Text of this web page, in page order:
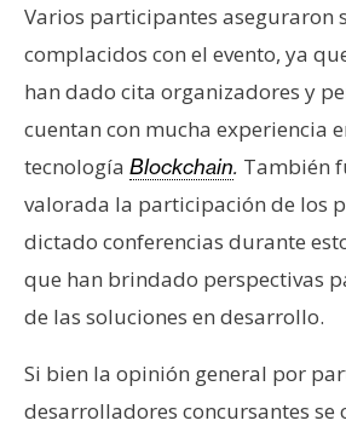
Varios participantes aseguraron
complacidos con el evento, ya
han dado cita organizadores y
cuentan con mucha experiencia
tecnología Blockchain. También
valorada la participación de los
dictado conferencias durante
que han brindado perspectivas
de las soluciones en desarrollo.
Si bien la opinión general por
desarrolladores concursantes se